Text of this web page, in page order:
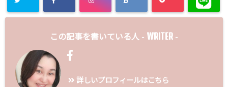
この記事を書いている人 - WRITER -
詳しいプロフィールはこちら